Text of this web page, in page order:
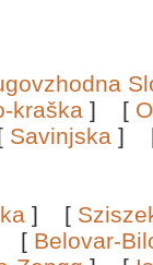
kraška ] [
Savinjska ]
] [
[ Belovar-